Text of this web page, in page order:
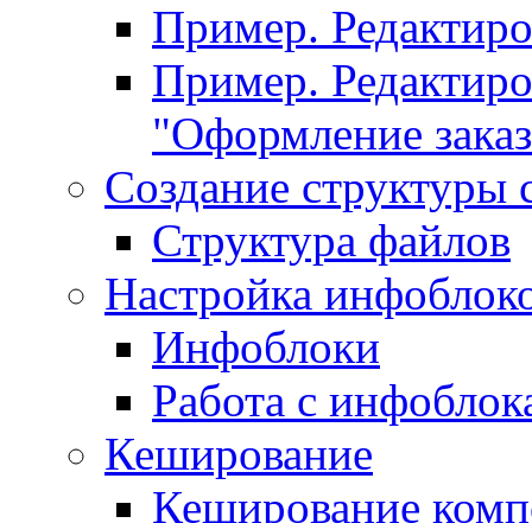
Пример.
Пример.
"Оформление
Создание структуры
Структура файлов
Настройка
Инфоблоки
Работа с
Кеширование
Кеширование